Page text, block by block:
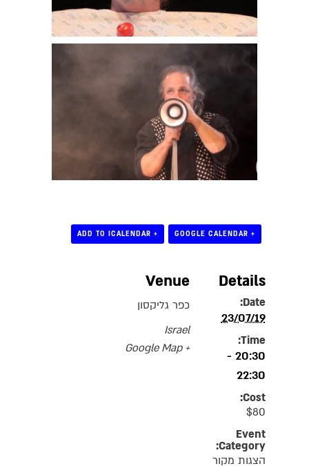
+ GOOGLE CALENDAR
+ ADD TO ICALENDAR
Details
Date:
23/07/19
Time:
20:30 -
22:30
Cost:
$80
Event
Category:
הצגות מקור
Venue
כפר גליקסון
Israel
+ Google Map